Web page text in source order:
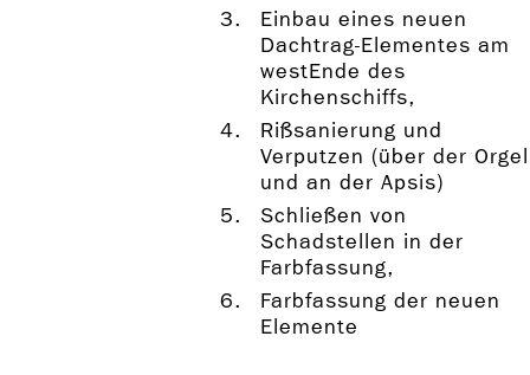
Einbau eines neuen
Dachtrag-Elementes am
westEnde des
Kirchenschiffs,
Rißsanierung und
Verputzen (über der Orgel
und an der Apsis)
Schließen von
Schadstellen in der
Farbfassung,
Farbfassung der neuen
Elemente